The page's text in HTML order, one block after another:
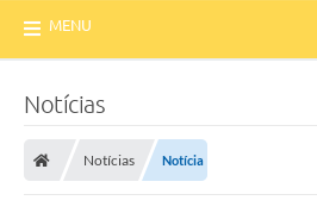
MENU
Notícias
Notícias Notícia